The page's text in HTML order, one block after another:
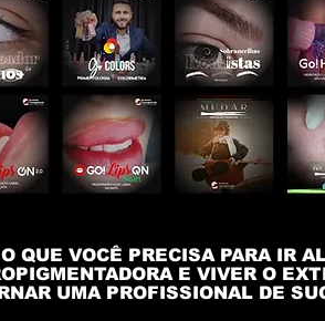
QUE VOCÊ PRECISA PARA IR
E VIVER O
UMA PROFISSIONAL DE